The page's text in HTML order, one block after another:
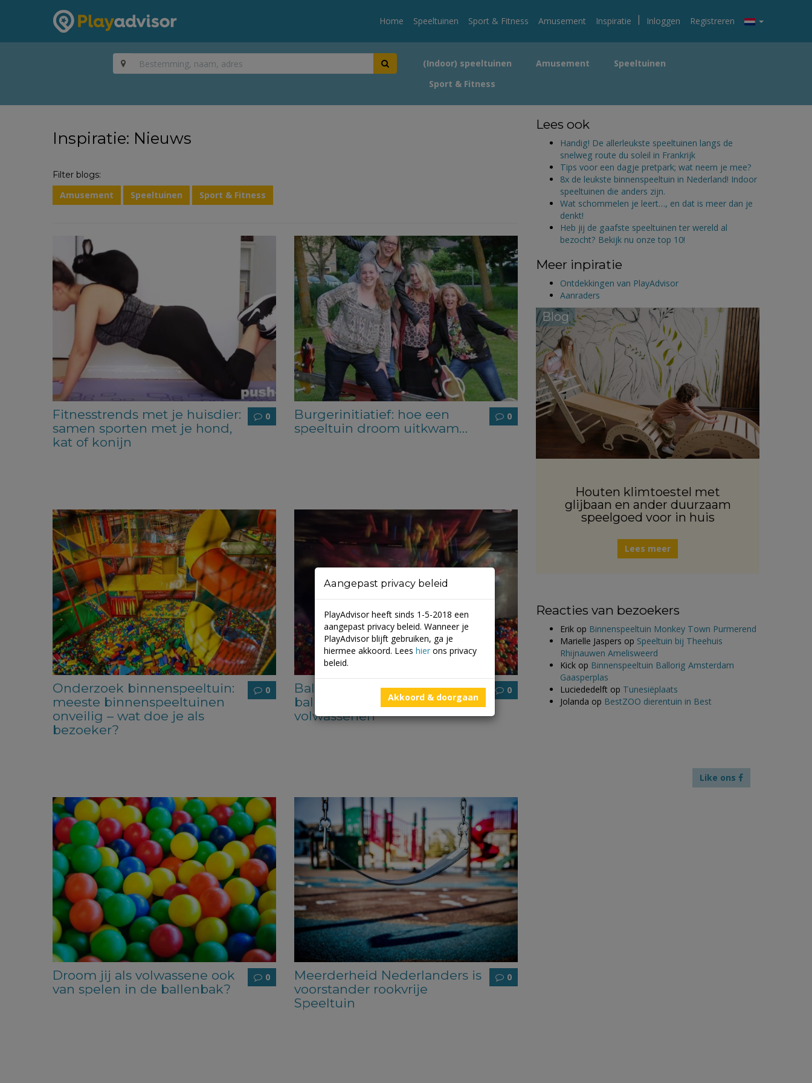
Home Speeltuinen Sport & Fitness Amusement Inspiratie | Inloggen Registreren
(Indoor) speeltuinen Amusement
Speeltuinen
Sport & Fitness
Inspiratie: Nieuws
Filter blogs:
Amusement Speeltuinen Sport & Fitness
Fitnesstrends met je huisdier:
samen sporten met je hond,
kat of konijn
0
Burgerinitiatief: hoe een
speeltuin droom uitkwam…
0
Onderzoek binnenspeeltuin:
meeste binnenspeeltuinen
onveilig – wat doe je als
bezoeker?
0
BallieBallerson: pop-up
ballenbak restaurant voor
volwassenen
0
Droom jij als volwassene ook
van spelen in de ballenbak?
0
Meerderheid Nederlanders is
voorstander rookvrije
Speeltuin
0
Lees ook
Handig! De allerleukste speeltuinen langs de
snelweg route du soleil in Frankrijk
Tips voor een dagje pretpark; wat neem je mee?
8x de leukste binnenspeeltuin in Nederland! Indoor
speeltuinen die anders zijn.
Wat schommelen je leert…, en dat is meer dan je
denkt!
Heb jij de gaafste speeltuinen ter wereld al
bezocht? Bekijk nu onze top 10!
Meer inpiratie
Ontdekkingen van PlayAdvisor
Aanraders
Blog
Houten klimtoestel met
glijbaan en ander duurzaam
speelgoed voor in huis
Lees meer
Reacties van bezoekers
Erik op Binnenspeeltuin Monkey Town Purmerend
Marielle Jaspers op Speeltuin bij Theehuis
Rhijnauwen Amelisweerd
Kick op Binnenspeeltuin Ballorig Amsterdam
Gaasperplas
Luciededelft op Tunesiëplaats
Jolanda op BestZOO dierentuin in Best
Like ons
Aangepast privacy beleid
PlayAdvisor heeft sinds 1-5-2018 een
aangepast privacy beleid. Wanneer je
PlayAdvisor blijft gebruiken, ga je
hiermee akkoord. Lees hier ons privacy
beleid.
Akkoord & doorgaan